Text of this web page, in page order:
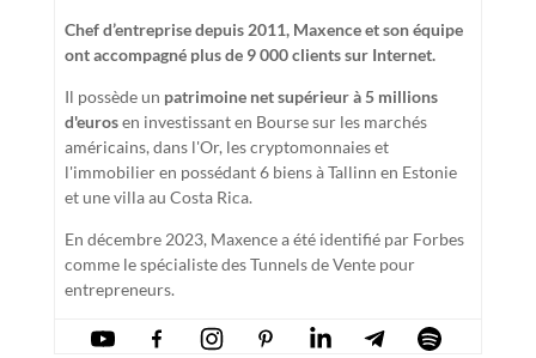
Chef d’entreprise depuis 2011, Maxence et son équipe
ont accompagné plus de 9 000 clients sur Internet.
Il possède un patrimoine net supérieur à 5 millions
d'eurosen investissant en Bourse sur les marchés
américains, dans l'Or, les cryptomonnaies et
l'immobilier en possédant 6 biens à Tallinn en Estonie
et une villa au Costa Rica.
En décembre 2023, Maxence a été identifié par Forbes
comme le spécialiste des Tunnels de Vente pour
entrepreneurs.